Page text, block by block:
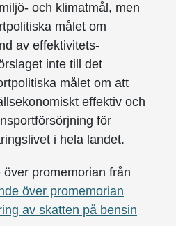
och klimatmål, men
målet om
av effektivitets­
inte till det
målet om att
effektiv och
för
i hela landet.
promemorian från
över promemorian
av skatten på bensin